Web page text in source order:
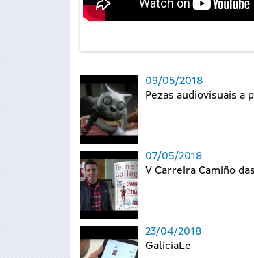
09/05/2018
Pezas audiovisuais
07/05/2018
V Carreira Camiño
23/04/2018
GaliciaLe